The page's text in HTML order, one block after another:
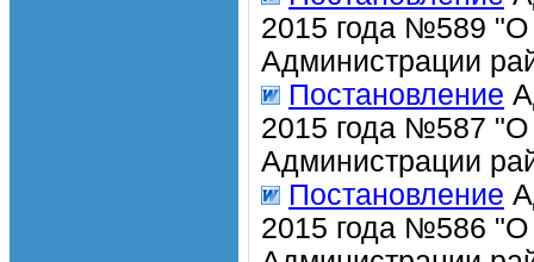
2015 года №589 "О
Администрации
Постановление
2015 года №587 "О
Администрации
Постановление
2015 года №586 "О